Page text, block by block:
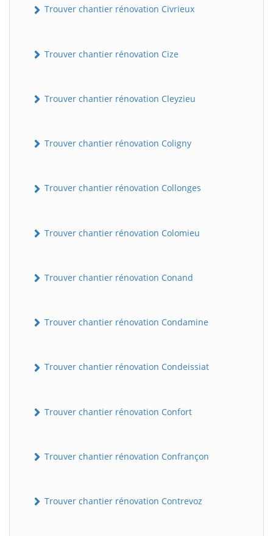
Trouver chantier rénovation Civrieux
Trouver chantier rénovation Cize
Trouver chantier rénovation Cleyzieu
Trouver chantier rénovation Coligny
Trouver chantier rénovation Collonges
Trouver chantier rénovation Colomieu
Trouver chantier rénovation Conand
Trouver chantier rénovation Condamine
Trouver chantier rénovation Condeissiat
Trouver chantier rénovation Confort
Trouver chantier rénovation Confrançon
Trouver chantier rénovation Contrevoz
B BatiWebPro